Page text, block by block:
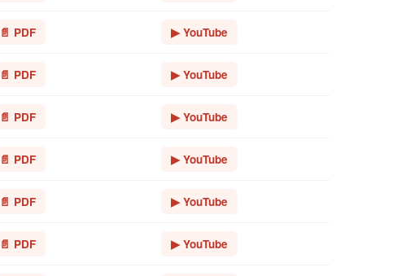
📄 PDF ▶ YouTube
📄 PDF ▶ YouTube
📄 PDF ▶ YouTube
📄 PDF ▶ YouTube
📄 PDF ▶ YouTube
📄 PDF ▶ YouTube